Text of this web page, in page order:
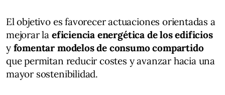
El objetivo es favorecer actuaciones orientadas a
mejorar la eficiencia energética de los edificios
y fomentar modelos de consumo compartido
que permitan reducir costes y avanzar hacia una
mayor sostenibilidad.